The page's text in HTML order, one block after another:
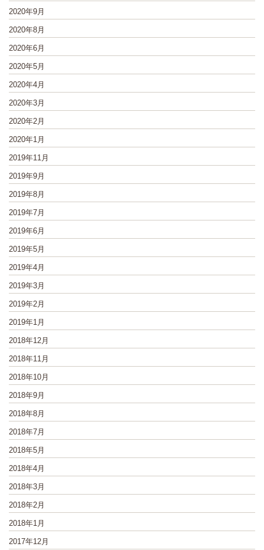
2020年9月
2020年8月
2020年6月
2020年5月
2020年4月
2020年3月
2020年2月
2020年1月
2019年11月
2019年9月
2019年8月
2019年7月
2019年6月
2019年5月
2019年4月
2019年3月
2019年2月
2019年1月
2018年12月
2018年11月
2018年10月
2018年9月
2018年8月
2018年7月
2018年5月
2018年4月
2018年3月
2018年2月
2018年1月
2017年12月